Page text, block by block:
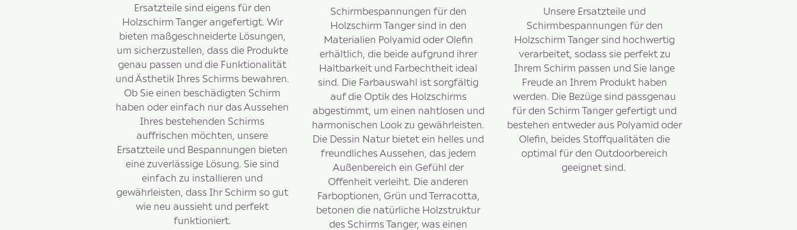
Ersatzteile sind eigens für den
Holzschirm Tanger angefertigt. Wir
bieten maßgeschneiderte Lösungen,
um sicherzustellen, dass die Produkte
genau passen und die Funktionalität
und Ästhetik Ihres Schirms bewahren.
Ob Sie einen beschädigten Schirm
haben oder einfach nur das Aussehen
Ihres bestehenden Schirms
auffrischen möchten, unsere
Ersatzteile und Bespannungen bieten
eine zuverlässige Lösung. Sie sind
einfach zu installieren und
gewährleisten, dass Ihr Schirm so gut
wie neu aussieht und perfekt
funktioniert.
Schirmbespannungen für den
Holzschirm Tanger sind in den
Materialien Polyamid oder Olefin
erhältlich, die beide aufgrund ihrer
Haltbarkeit und Farbechtheit ideal
sind. Die Farbauswahl ist sorgfältig
auf die Optik des Holzschirms
abgestimmt, um einen nahtlosen und
harmonischen Look zu gewährleisten.
Die Dessin Natur bietet ein helles und
freundliches Aussehen, das jedem
Außenbereich ein Gefühl der
Offenheit verleiht. Die anderen
Farboptionen, Grün und Terracotta,
betonen die natürliche Holzstruktur
des Schirms Tanger, was einen
Unsere Ersatzteile und
Schirmbespannungen für den
Holzschirm Tanger sind hochwertig
verarbeitet, sodass sie perfekt zu
Ihrem Schirm passen und Sie lange
Freude an Ihrem Produkt haben
werden. Die Bezüge sind passgenau
für den Schirm Tanger gefertigt und
bestehen entweder aus Polyamid oder
Olefin, beides Stoffqualitäten die
optimal für den Outdoorbereich
geeignet sind.